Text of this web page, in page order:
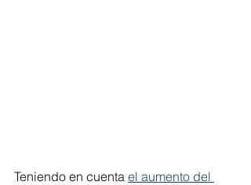
Teniendo en cuenta el aumento del